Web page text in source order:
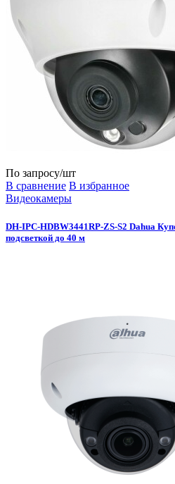
По запросу/шт
В сравнение В избранное
Видеокамеры
DH-IPC-HDBW3441RP-ZS-S2 Dahua
подсветкой до 40 м